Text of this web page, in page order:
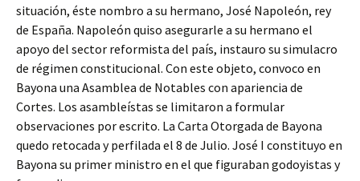
situación, éste nombro a su hermano, José Napoleón, rey
de España. Napoleón quiso asegurarle a su hermano el
apoyo del sector reformista del país, instauro su simulacro
de régimen constitucional. Con este objeto, convoco en
Bayona una Asamblea de Notables con apariencia de
Cortes. Los asambleístas se limitaron a formular
observaciones por escrito. La Carta Otorgada de Bayona
quedo retocada y perfilada el 8 de Julio. José I constituyo en
Bayona su primer ministro en el que figuraban godoyistas y